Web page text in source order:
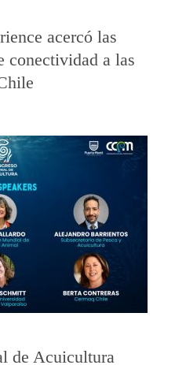
acercó las
conectividad a las
de Acuicultura